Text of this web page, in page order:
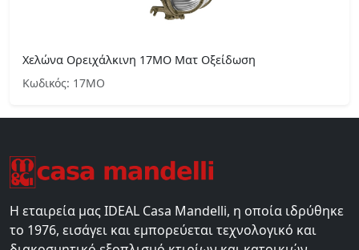
Χελώνα Ορειχάλκινη 17ΜΟ Ματ Οξείδωση
Κωδικός: 17ΜΟ
Η εταιρεία μας IDEAL Casa Mandelli, η οποία ιδρύθηκε
το 1976, εισάγει και εμπορεύεται τεχνολογικό και